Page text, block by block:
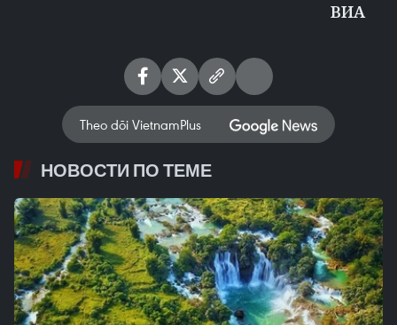
ВИА
Theo dõi VietnamPlus
НОВОСТИ ПО ТЕМЕ